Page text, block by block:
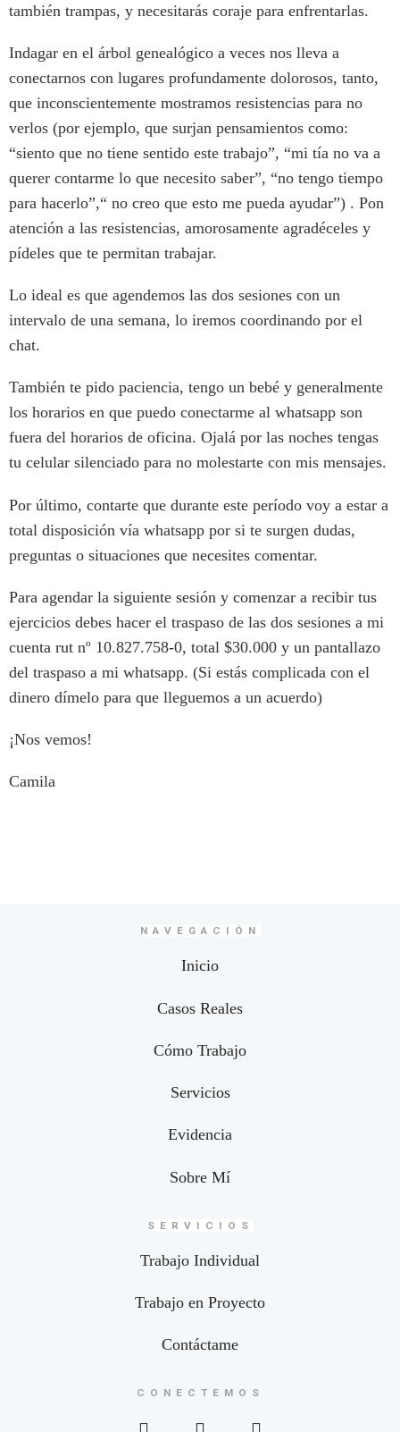
también trampas, y necesitarás coraje para enfrentarlas.
Indagar en el árbol genealógico a veces nos lleva a
conectarnos con lugares profundamente dolorosos, tanto,
que inconscientemente mostramos resistencias para no
verlos (por ejemplo, que surjan pensamientos como:
“siento que no tiene sentido este trabajo”, “mi tía no va a
querer contarme lo que necesito saber”, “no tengo tiempo
para hacerlo”,“ no creo que esto me pueda ayudar”) . Pon
atención a las resistencias, amorosamente agradéceles y
pídeles que te permitan trabajar.
Lo ideal es que agendemos las dos sesiones con un
intervalo de una semana, lo iremos coordinando por el
chat.
También te pido paciencia, tengo un bebé y generalmente
los horarios en que puedo conectarme al whatsapp son
fuera del horarios de oficina. Ojalá por las noches tengas
tu celular silenciado para no molestarte con mis mensajes.
Por último, contarte que durante este período voy a estar a
total disposición vía whatsapp por si te surgen dudas,
preguntas o situaciones que necesites comentar.
Para agendar la siguiente sesión y comenzar a recibir tus
ejercicios debes hacer el traspaso de las dos sesiones a mi
cuenta rut nº 10.827.758-0, total $30.000 y un pantallazo
del traspaso a mi whatsapp. (Si estás complicada con el
dinero dímelo para que lleguemos a un acuerdo)
¡Nos vemos!
Camila
NAVEGACIÓN
Inicio
Casos Reales
Cómo Trabajo
Servicios
Evidencia
Sobre Mí
SERVICIOS
Trabajo Individual
Trabajo en Proyecto
Contáctame
CONECTEMOS